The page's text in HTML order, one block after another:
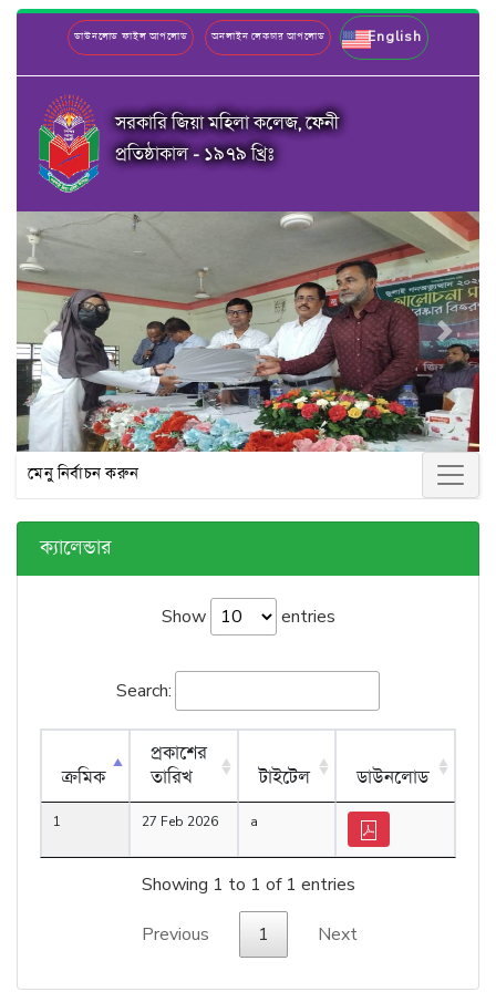
ডাউনলোড ফাইল আপলোড অনলাইন লেকচার আপলোড English
সরকারি জিয়া মহিলা কলেজ, ফেনী
প্রতিষ্ঠাকাল - ১৯৭৯ খ্রিঃ
Previous Next
মেনু নির্বাচন করুন
ক্যালেন্ডার
Show entries
Search:
ক্রমিক
প্রকাশের
তারিখ
টাইটেল ডাউনলোড
1 27 Feb 2026 a
Showing 1 to 1 of 1 entries
Previous 1 Next